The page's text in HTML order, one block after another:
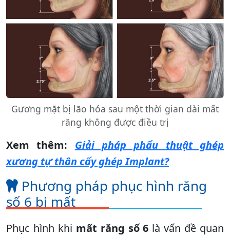
Gương mặt bị lão hóa sau một thời gian dài mất
răng không được điều trị
Xem thêm:
Giải pháp phẩu thuật ghép
xương tự thân cấy ghép Implant?
Phương pháp phục hình răng
số 6 bị mất
Phục hình khi mất răng số 6 là vấn đề quan